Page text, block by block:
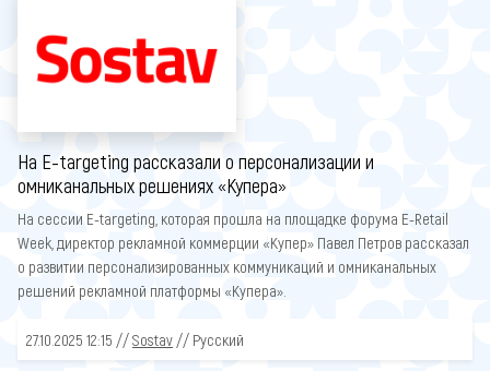
На E-targeting рассказали о персонализации и
омниканальных решениях «Купера»
На сессии E-targeting, которая прошла на площадке форума E-Retail
Week, директор рекламной коммерции «Купер» Павел Петров рассказал
о развитии персонализированных коммуникаций и омниканальных
решений рекламной платформы «Купера».
27.10.2025 12:15 //Sostav // Русский